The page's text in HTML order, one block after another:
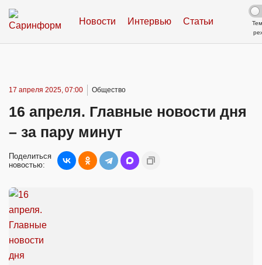
Новости Интервью Статьи
17 апреля 2025, 07:00 Общество
16 апреля. Главные новости дня
– за пару минут
Поделиться
новостью: